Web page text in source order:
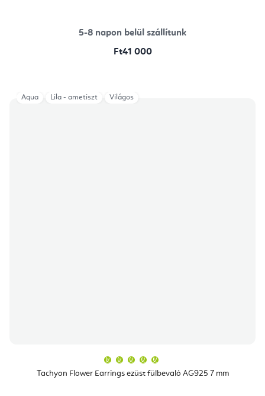
5-8 napon belül szállítunk
Ft41 000
Tachyon Flower Earrings ezüst fülbevaló AG925 7 mm
átlagos
értékelése
Aqua Lila - ametiszt Világos